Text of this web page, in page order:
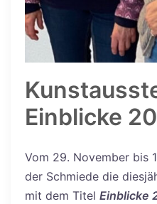
Einblicke
Vom 29. November bis
der Schmiede die
mit dem Titel Einblicke